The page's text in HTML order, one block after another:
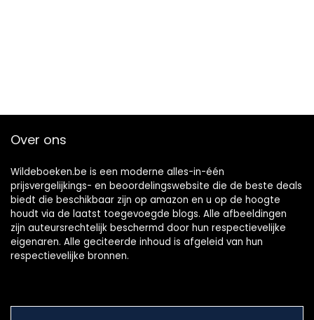
Over ons
Wildeboeken.be is een moderne alles-in-één
prijsvergelijkings- en beoordelingswebsite die de beste deals
biedt die beschikbaar zijn op amazon en u op de hoogte
houdt via de laatst toegevoegde blogs. Alle afbeeldingen
zijn auteursrechtelijk beschermd door hun respectievelijke
eigenaren. Alle geciteerde inhoud is afgeleid van hun
respectievelijke bronnen.